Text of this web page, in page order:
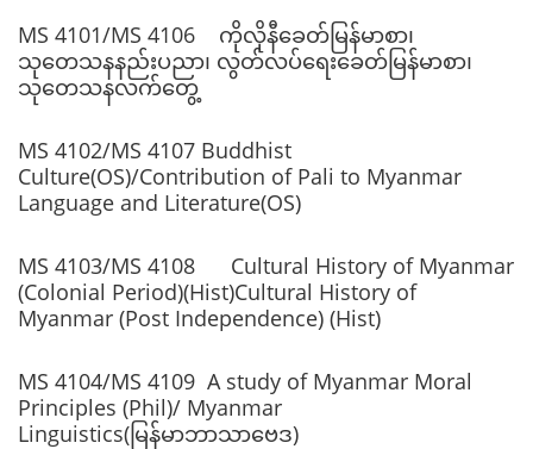
MS 4101/MS 4106 ကိုလိုနီခေတ်မြန်မာစာ၊
သုတေသနနည်းပညာ၊ လွတ်လပ်ရေးခေတ်မြန်မာစာ၊
သုတေသနလက်တွေ့
MS 4102/MS 4107 Buddhist
Culture(OS)/Contribution of Pali to Myanmar
Language and Literature(OS)
MS 4103/MS 4108 Cultural History of Myanmar
(Colonial Period)(Hist)Cultural History of
Myanmar (Post Independence) (Hist)
MS 4104/MS 4109 A study of Myanmar Moral
Principles (Phil)/ Myanmar
Linguistics(မြန်မာဘာသာဗေဒ)